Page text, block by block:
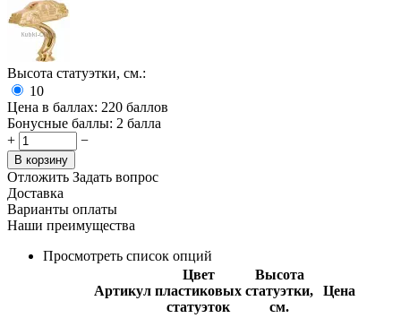
Высота статуэтки, см.:
10
Цена в баллах: 220 баллов
Бонусные баллы: 2 балла
+
−
В корзину
Отложить Задать вопрос
Доставка
Варианты оплаты
Наши преимущества
Просмотреть список опций
Артикул
Цвет
пластиковых
статуэток
Высота
статуэтки,
см.
Цена